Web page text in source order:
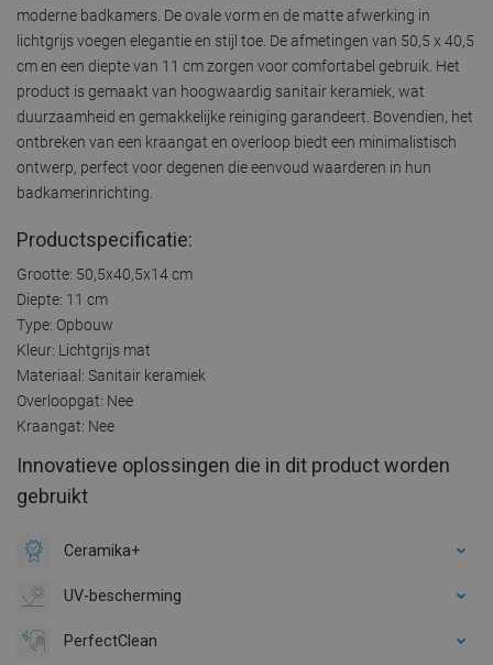
moderne badkamers. De ovale vorm en de matte afwerking in
lichtgrijs voegen elegantie en stijl toe. De afmetingen van 50,5 x 40,5
cm en een diepte van 11 cm zorgen voor comfortabel gebruik. Het
product is gemaakt van hoogwaardig sanitair keramiek, wat
duurzaamheid en gemakkelijke reiniging garandeert. Bovendien, het
ontbreken van een kraangat en overloop biedt een minimalistisch
ontwerp, perfect voor degenen die eenvoud waarderen in hun
badkamerinrichting.
Productspecificatie:
Grootte: 50,5x40,5x14 cm
Diepte: 11 cm
Type: Opbouw
Kleur: Lichtgrijs mat
Materiaal: Sanitair keramiek
Overloopgat: Nee
Kraangat: Nee
Innovatieve oplossingen die in dit product worden
gebruikt
Ceramika+
UV-bescherming
PerfectClean